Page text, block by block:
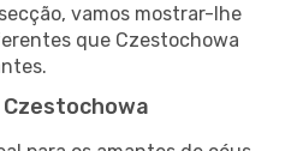
vamos mostrar-lhe
que Czestochowa